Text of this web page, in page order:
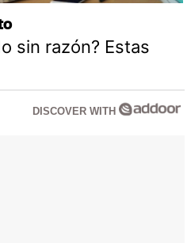
sin razón? Estas
DISCOVER WITH